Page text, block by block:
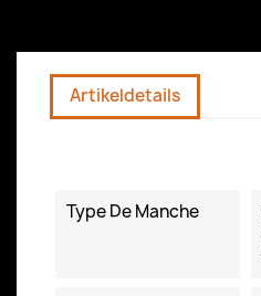
Artikeldetails
Type De Manche